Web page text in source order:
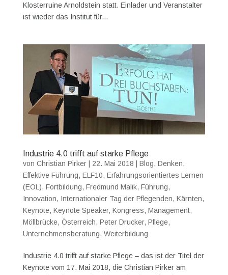
Klosterruine Arnoldstein statt. Einlader und Veranstalter
ist wieder das Institut für...
Industrie 4.0 trifft auf starke Pflege
von Christian Pirker| 22. Mai 2018 Blog, Denken,
Effektive Führung, ELF10, Erfahrungsorientiertes Lernen
(EOL), Fortbildung, Fredmund Malik, Führung,
Innovation, Internationaler Tag der Pflegenden, Kärnten,
Keynote, Keynote Speaker, Kongress, Management,
Möllbrücke, Österreich, Peter Drucker, Pflege,
Unternehmensberatung, Weiterbildung
Industrie 4.0 trifft auf starke Pflege – das ist der Titel der
Keynote vom 17. Mai 2018, die Christian Pirker am